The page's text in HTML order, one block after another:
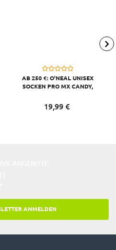
AB 250 €: O'NEAL UNISEX
SOCKEN PRO MX CANDY,
19,99 €
ANMELDEN